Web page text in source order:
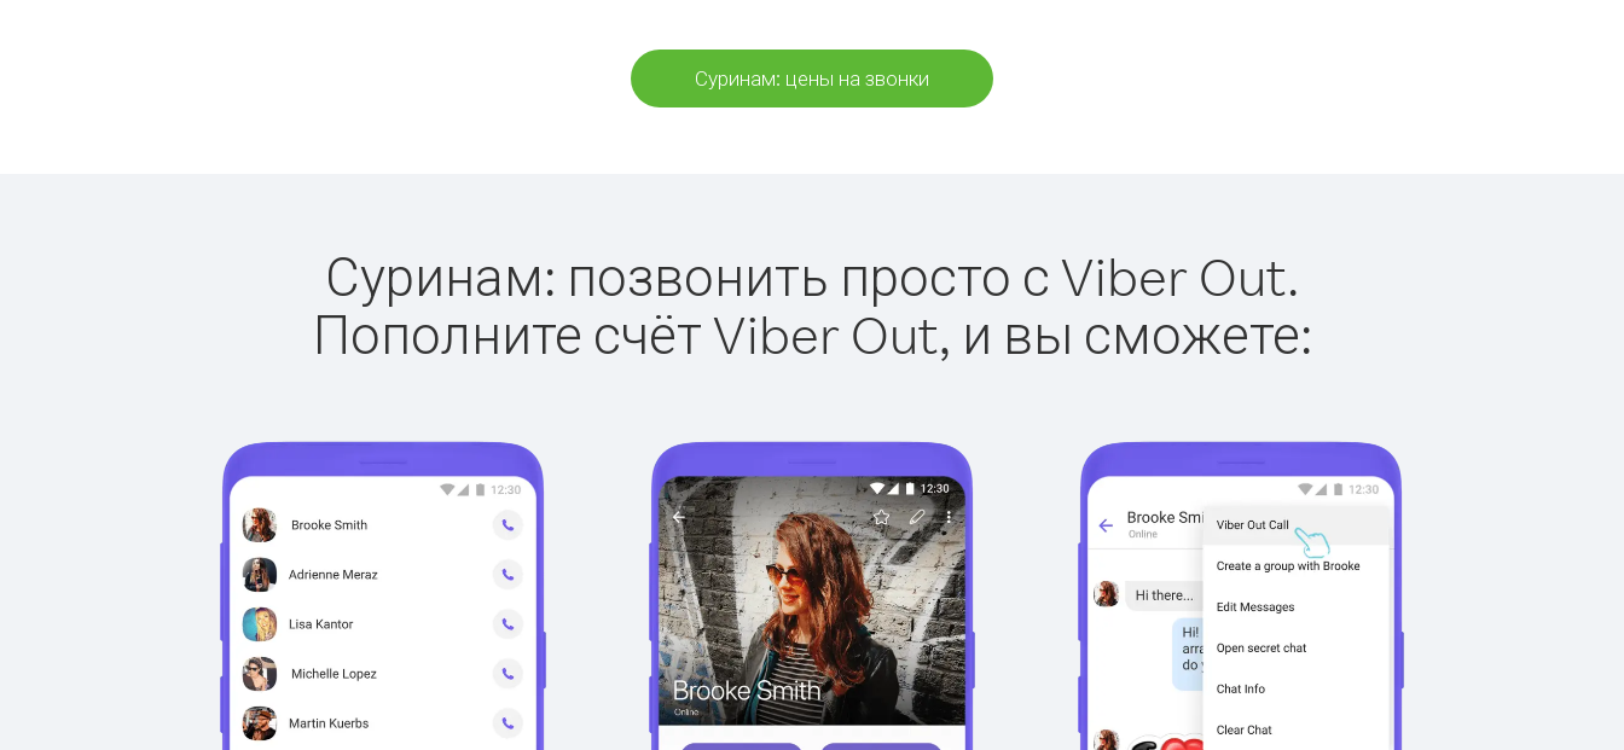
Суринам: цены на звонки
Суринам: позвонить просто с Viber Out.
Пополните счёт Viber Out, и вы сможете: